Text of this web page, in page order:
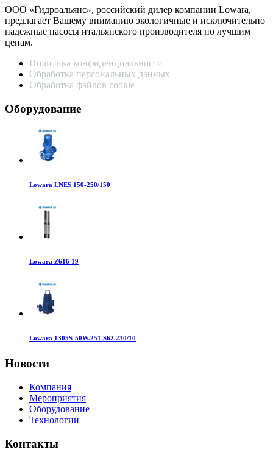
ООО «Гидроальянс», российский дилер компании Lowara,
предлагает Вашему вниманию экологичные и исключительно
надежные насосы итальянского производителя по лучшим
ценам.
Политика конфиденциальности
Обработка персональных данных
Обработка файлов cookie
Оборудование
Lowara LNES 150-250/150
Lowara Z616 19
Lowara 1305S-50W.251.S62.230/10
Новости
Компания
Мероприятия
Оборудование
Технологии
Контакты